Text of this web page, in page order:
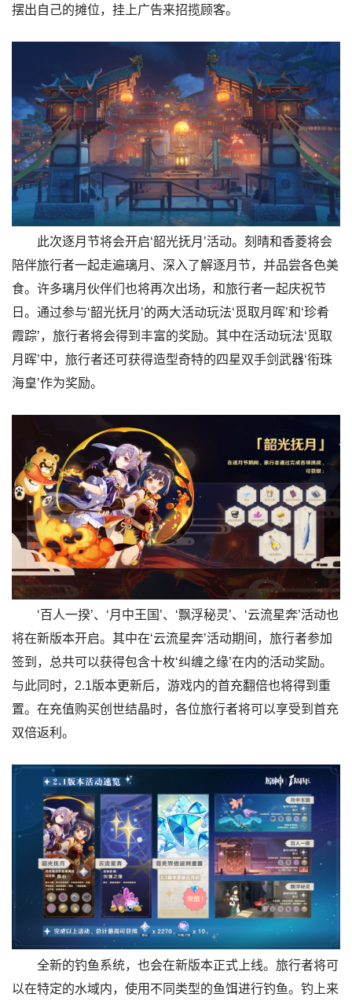
摆出自己的摊位，挂上广告来招揽顾客。
此次逐月节将会开启‘韶光抚月’活动。刻晴和香菱将会
陪伴旅行者一起走遍璃月、深入了解逐月节，并品尝各色美
食。许多璃月伙伴们也将再次出场，和旅行者一起庆祝节
日。通过参与‘韶光抚月’的两大活动玩法‘觅取月晖’和‘珍肴
霞踪’，旅行者将会得到丰富的奖励。其中在活动玩法‘觅取
月晖’中，旅行者还可获得造型奇特的四星双手剑武器‘衔珠
海皇’作为奖励。
‘百人一揆’、‘月中王国’、‘飘浮秘灵’、‘云流星奔’活动也
将在新版本开启。其中在‘云流星奔’活动期间，旅行者参加
签到，总共可以获得包含十枚‘纠缠之缘’在内的活动奖励。
与此同时，2.1版本更新后，游戏内的首充翻倍也将得到重
置。在充值购买创世结晶时，各位旅行者将可以享受到首充
双倍返利。
全新的钓鱼系统，也会在新版本正式上线。旅行者将可
以在特定的水域内，使用不同类型的鱼饵进行钓鱼。钓上来